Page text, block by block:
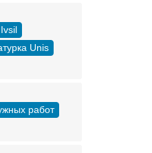
Unis
работ